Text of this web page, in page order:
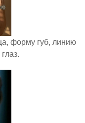
форму губ, линию